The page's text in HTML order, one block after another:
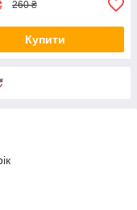
260 ₴
Купити